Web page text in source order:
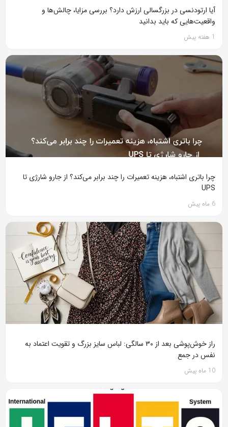
آیا ارتودنسی در بزرگسالی ارزش دارد؟ بررسی مزایا، چالش‌ها و
واقعیت‌هایی که باید بدانید
1 هفته پیش
چرا باتری اشتباه، هزینه تعمیرات را چند برابر می‌کند؟ از جارو شارژی تا
UPS
6 ماه پیش
راز خوش‌پوشی بعد از ۳۰ سالگی: لباس سایز بزرگ و تقویت اعتماد به
نفس در جمع
10 ماه پیش